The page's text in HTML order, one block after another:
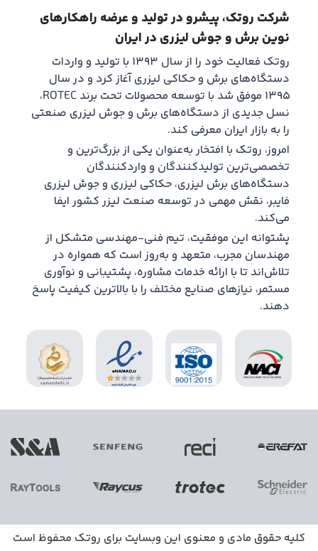
شرکت روتک، پیشرو در تولید و عرضه راهکارهای
نوین برش و جوش لیزری در ایران
روتک فعالیت خود را از سال ۱۳۹۳ با تولید و واردات
دستگاه‌های برش و حکاکی لیزری آغاز کرد و در سال
۱۳۹۵ موفق شد با توسعه محصولات تحت برند ROTEC،
نسل جدیدی از دستگاه‌های برش و جوش لیزری صنعتی
را به بازار ایران معرفی کند.
امروز، روتک با افتخار به‌عنوان یکی از بزرگ‌ترین و
تخصصی‌ترین تولیدکنندگان و واردکنندگان
دستگاه‌های برش لیزری، حکاکی لیزری و جوش لیزری
فایبر، نقش مهمی در توسعه صنعت لیزر کشور ایفا
می‌کند.
پشتوانه این موفقیت، تیم فنی-مهندسی متشکل از
مهندسان مجرب، متعهد و به‌روز است که همواره در
تلاش‌اند تا با ارائه خدمات مشاوره، پشتیبانی و نوآوری
مستمر، نیازهای صنایع مختلف را با بالاترین کیفیت پاسخ
دهند.
کلیه حقوق مادی و معنوی این وبسایت برای روتک محفوظ است